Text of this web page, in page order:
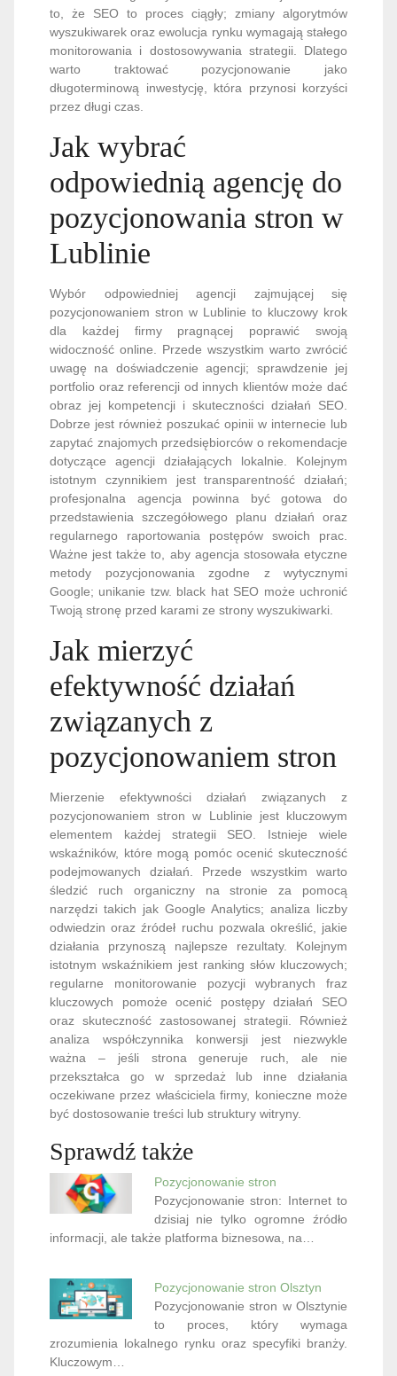
to, że SEO to proces ciągły; zmiany algorytmów
wyszukiwarek oraz ewolucja rynku wymagają stałego
monitorowania i dostosowywania strategii. Dlatego
warto traktować pozycjonowanie jako
długoterminową inwestycję, która przynosi korzyści
przez długi czas.
Jak wybrać
odpowiednią agencję do
pozycjonowania stron w
Lublinie
Wybór odpowiedniej agencji zajmującej się
pozycjonowaniem stron w Lublinie to kluczowy krok
dla każdej firmy pragnącej poprawić swoją
widoczność online. Przede wszystkim warto zwrócić
uwagę na doświadczenie agencji; sprawdzenie jej
portfolio oraz referencji od innych klientów może dać
obraz jej kompetencji i skuteczności działań SEO.
Dobrze jest również poszukać opinii w internecie lub
zapytać znajomych przedsiębiorców o rekomendacje
dotyczące agencji działających lokalnie. Kolejnym
istotnym czynnikiem jest transparentność działań;
profesjonalna agencja powinna być gotowa do
przedstawienia szczegółowego planu działań oraz
regularnego raportowania postępów swoich prac.
Ważne jest także to, aby agencja stosowała etyczne
metody pozycjonowania zgodne z wytycznymi
Google; unikanie tzw. black hat SEO może uchronić
Twoją stronę przed karami ze strony wyszukiwarki.
Jak mierzyć
efektywność działań
związanych z
pozycjonowaniem stron
Mierzenie efektywności działań związanych z
pozycjonowaniem stron w Lublinie jest kluczowym
elementem każdej strategii SEO. Istnieje wiele
wskaźników, które mogą pomóc ocenić skuteczność
podejmowanych działań. Przede wszystkim warto
śledzić ruch organiczny na stronie za pomocą
narzędzi takich jak Google Analytics; analiza liczby
odwiedzin oraz źródeł ruchu pozwala określić, jakie
działania przynoszą najlepsze rezultaty. Kolejnym
istotnym wskaźnikiem jest ranking słów kluczowych;
regularne monitorowanie pozycji wybranych fraz
kluczowych pomoże ocenić postępy działań SEO
oraz skuteczność zastosowanej strategii. Również
analiza współczynnika konwersji jest niezwykle
ważna – jeśli strona generuje ruch, ale nie
przekształca go w sprzedaż lub inne działania
oczekiwane przez właściciela firmy, konieczne może
być dostosowanie treści lub struktury witryny.
Sprawdź także
Pozycjonowanie stron
Pozycjonowanie stron: Internet to
dzisiaj nie tylko ogromne źródło
informacji, ale także platforma biznesowa, na…
Pozycjonowanie stron Olsztyn
Pozycjonowanie stron w Olsztynie
to proces, który wymaga
zrozumienia lokalnego rynku oraz specyfiki branży.
Kluczowym…